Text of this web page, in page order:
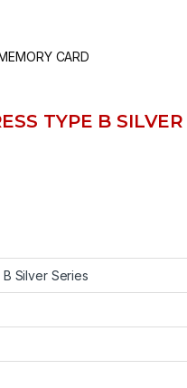
CARD
TYPE B SILVER
Silver Series